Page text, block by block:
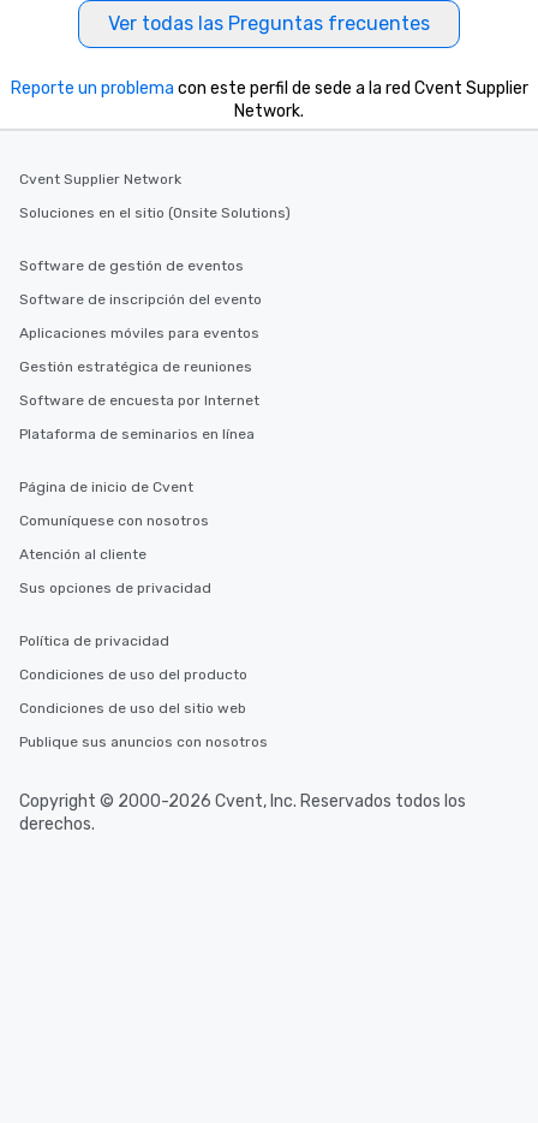
Ver todas las Preguntas frecuentes
Reporte un problema con este perfil de sede a la red Cvent Supplier
Network.
Cvent Supplier Network
Soluciones en el sitio (Onsite Solutions)
Software de gestión de eventos
Software de inscripción del evento
Aplicaciones móviles para eventos
Gestión estratégica de reuniones
Software de encuesta por Internet
Plataforma de seminarios en línea
Página de inicio de Cvent
Comuníquese con nosotros
Atención al cliente
Sus opciones de privacidad
Política de privacidad
Condiciones de uso del producto
Condiciones de uso del sitio web
Publique sus anuncios con nosotros
Copyright © 2000-2026 Cvent, Inc. Reservados todos los
derechos.